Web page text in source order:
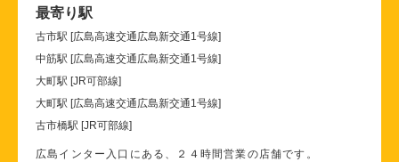
最寄り駅
古市駅 [広島高速交通広島新交通1号線]
中筋駅 [広島高速交通広島新交通1号線]
大町駅 [JR可部線]
大町駅 [広島高速交通広島新交通1号線]
古市橋駅 [JR可部線]
広島インター入口にある、２４時間営業の店舗です。